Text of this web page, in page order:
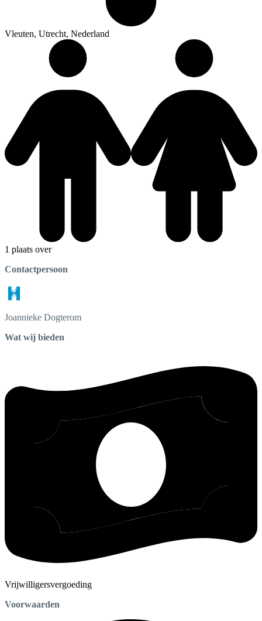
Vleuten, Utrecht, Nederland
1 plaats over
Contactpersoon
Joannieke Dogterom
Wat wij bieden
Vrijwilligersvergoeding
Voorwaarden